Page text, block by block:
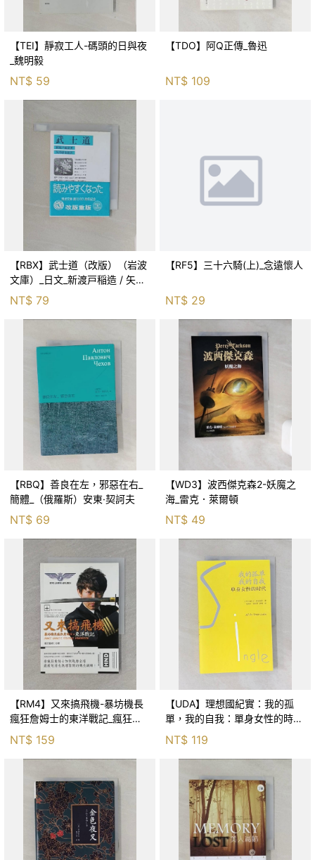
【TEI】靜寂工人-碼頭的日與夜
_魏明毅
NT$ 59
【TDO】阿Q正傳_魯迅
NT$ 109
【RBX】武士道（改版）（岩波
文庫）_日文_新渡戸稲造 / 矢内
原忠雄
NT$ 79
【RF5】三十六騎(上)_念遠懷人
NT$ 29
【RBQ】善良在左，邪惡在右_
簡體_（俄羅斯）安東·契訶夫
NT$ 69
【WD3】波西傑克森2-妖魔之
海_雷克．萊爾頓
NT$ 49
【RM4】又來搞飛機-暴坊機長
瘋狂詹姆士的東洋戰記_瘋狂詹
姆士
NT$ 159
【UDA】理想國紀實：我的孤
單，我的自我：單身女性的時代
_簡體_麗蓓嘉·特雷斯特
NT$ 119